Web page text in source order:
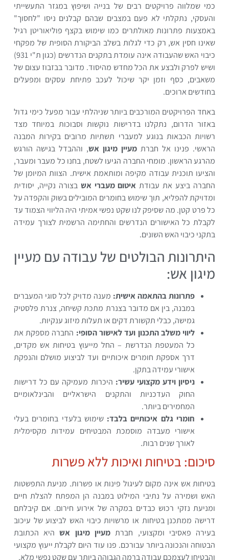
כמי שמלווה פרויקטים רבים של בנייה ושיפוץ במגזר התעשייתי
והעסקי, נתקלתי לא פעם במצבים שבהם קבלנים ניסו "לחסוך"
באמצעות פתרונות מאולתרים כמו שימוש בקצף פוליאוריטן רגיל
שאינו חסין אש, רק כדי לגלות בשלב הביקורת הסופית של מפקחי
כיבוי האש שהעבודה אינה עומדת בתקנים הנדרשים (כגון ת"י 931)
ושיש לפרק ולבצע את הכל מחדש מהיסוד. מדובר בבזבוז עצום של
משאבים, כסף וזמן יקר שיכול לעכב פתיחת עסקים ומפעלים
בחודשים ארוכים.
באחד הפרויקטים המורכבים ביותר שניהלתי עבור מפעל כימי גדול
באזור הדרום, נתקלנו בדרישות נוקשות וסבוכות במיוחד מצד
רשויות הכבאות בנוגע למעברי תשתיות מרובים בקירות המבנה
הראשי. פנינו אל חברת מעיין מיגון אש, וההבדל בגישה הורגש
מהרגע הראשון. מומחי החברה הגיעו לשטח, בחנו כל מעבר ומעבר,
והציעו תוכנית עבודה מקיפה ומותאמת אישית. הצוות המיומן של
החברה ביצע את עבודת איטום מעברי אש בצורה נקייה, יסודית
ומדויקת להפליא, תוך שימוש בחומרים המובילים בשוק והקפדה על
כל פרט קטן. מה שסיפק לנו שקט נפשי אמיתי היה הליווי הצמוד עד
לקבלת כל האישורים הנדרשים והחתימה הרשמית לצורך עמידה
בתקני כיבוי האש השונים.
היתרונות הבולטים של עבודה עם מעיין
מיגון אש:
פתרונות בהתאמה אישית: מענה מדויק לכל סוגי המעברים
במבנה, בין אם מדובר בצנרת מתכת קשיחה, צנרת פלסטיק
גמישה, כבלי תקשורת דקים או תעלות מיזוג ענקיות.
ליווי משלב התכנון ועד לאישור הסופי: החברה מספקת את
כל המעטפת הנדרשת – החל מייעוץ בטיחות אש מקדים,
דרך אספקת חומרים איכותיים ועד לביצוע מושלם והנפקת
אישורי עמידה בתקן.
ניסיון וידע מקצועי עשיר: היכרות מעמיקה עם כל דרישות
החוק העדכניות והתקנים הישראליים והבינלאומיים
המחמירים ביותר.
חומרי גלם איכותיים בלבד: שימוש בלעדי בחומרים בעלי
אישורי מעבדה מוסמכת המבטיחים עמידות מקסימלית
לאורך שנים רבות.
סיכום: בטיחות ואיכות ללא פשרות
בטיחות אש אינה מקום לעיגול פינות או פשרות. מניעת התפשטות
האש ושמירה על נתיבי המילוט במבנה הן המפתח להצלת חיים
ומניעת נזקי רכוש כבדים במקרה של אירוע חירום. אם קיבלתם
דרישה ממתכנן בטיחות או מרשויות כיבוי האש לביצוע של עיכוב
בעירה פאסיבי ומקצועי, חברת מעיין מיגון אשהיא הכתובת
הבטוחה והנכונה ביותר עבורכם. פנו עוד היום לקבלת ייעוץ מקצועי
והבטיחו לעצמכם עבודה ברמה הגבוהה ביותר עם שקט נפשי מלא.